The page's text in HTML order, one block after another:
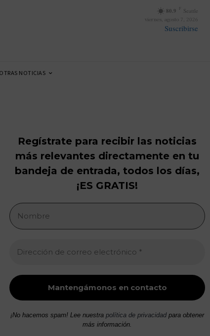
80.9 F
Seattle
viernes, agosto 7, 2026
Suscribirse
OTRAS NOTICIAS
Regístrate para recibir las noticias
más relevantes directamente en tu
bandeja de entrada, todos los días,
¡ES GRATIS!
¡No hacemos spam! Lee nuestra política de privacidadpara obtener
más información.